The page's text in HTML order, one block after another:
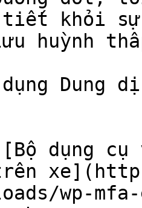
khỏi sự
huỳnh
Dung
dụng cụ
wp-